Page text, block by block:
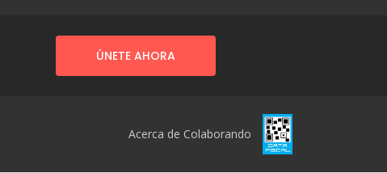
ÚNETE AHORA
Acerca de Colaborando